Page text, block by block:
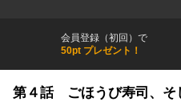
会員登録（初回）で
50pt プレゼント！
第４話 ごほうび寿司、そ